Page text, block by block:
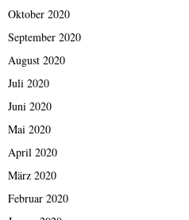
Oktober 2020
September 2020
August 2020
Juli 2020
Juni 2020
Mai 2020
April 2020
März 2020
Februar 2020